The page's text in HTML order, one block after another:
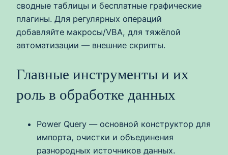
сводные таблицы и бесплатные графические
плагины. Для регулярных операций
добавляйте макросы/VBA, для тяжёлой
автоматизации — внешние скрипты.
Главные инструменты и их
роль в обработке данных
Power Query — основной конструктор для
импорта, очистки и объединения
разнородных источников данных.